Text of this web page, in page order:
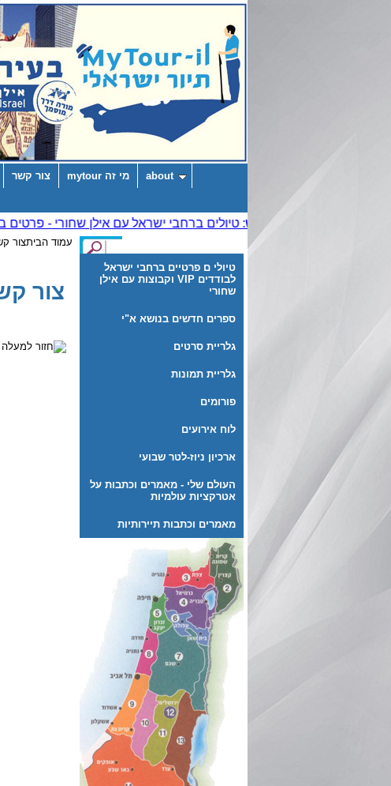
צור קשר מי זה mytour about
טיולי ם פרטיים ברחבי ישראל
לבודדים VIP וקבוצות עם אילן
שחורי
ספרים חדשים בנושא א"י
גלריית סרטים
גלריית תמונות
פורומים
לוח אירועים
ארכיון ניוז-לטר שבועי
העולם שלי - מאמרים וכתבות על
אטרקציות עולמיות
מאמרים וכתבות תיירותיות
עמוד הביתצור
צור